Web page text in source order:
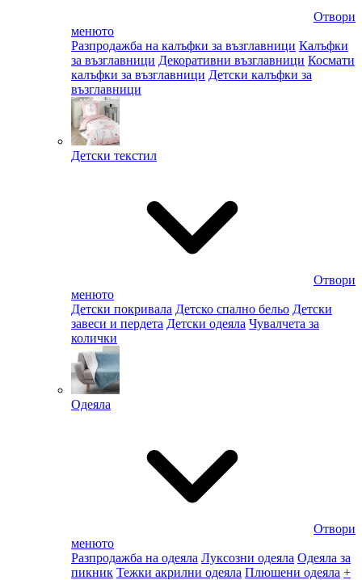
Отвори
менюто
Разпродажба на калъфки за възглавници Калъфки
за възглавници Декоративни възглавници Космати
калъфки за възглавници Детски калъфки за
възглавници
Детски текстил
Отвори
менюто
Детски покривала Детско спално бельо Детски
завеси и пердета Детски одеяла Чувалчета за
колички
Одеяла
Отвори
менюто
Разпродажба на одеяла Луксозни одеяла Одеяла за
пикник Тежки акрилни одеяла Плюшени одеяла +